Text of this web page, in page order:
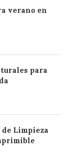
verano en
para
Limpieza